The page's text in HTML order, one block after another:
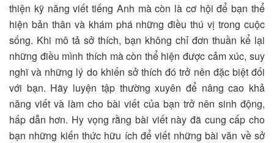
thiện kỹ năng viết tiếng Anh mà còn là cơ hội để bạn thể
hiện bản thân và khám phá những điều thú vị trong cuộc
sống. Khi mô tả sở thích, bạn không chỉ đơn thuần kể lại
những điều mình thích mà còn thể hiện được cảm xúc, suy
nghĩ và những lý do khiến sở thích đó trở nên đặc biệt đối
với bạn. Hãy luyện tập thường xuyên để nâng cao khả
năng viết và làm cho bài viết của bạn trở nên sinh động,
hấp dẫn hơn. Hy vọng rằng bài viết này đã cung cấp cho
bạn những kiến thức hữu ích để viết những bài văn về sở